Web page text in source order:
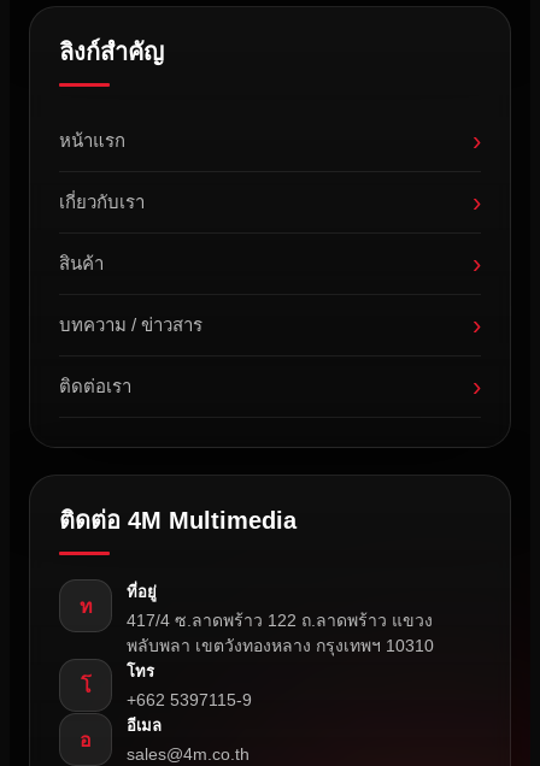
ลิงก์สำคัญ
หน้าแรก ›
เกี่ยวกับเรา ›
สินค้า ›
บทความ / ข่าวสาร ›
ติดต่อเรา ›
ติดต่อ 4M Multimedia
ท
ที่อยู่
417/4 ซ.ลาดพร้าว 122 ถ.ลาดพร้าว แขวง
พลับพลา เขตวังทองหลาง กรุงเทพฯ 10310
โ
โทร
+662 5397115-9
อ
อีเมล
sales@4m.co.th